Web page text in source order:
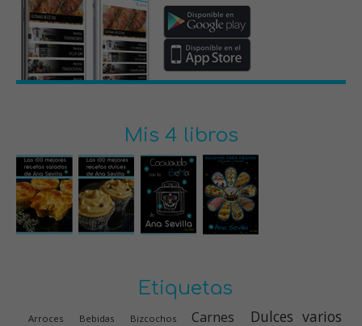
Mis 4 libros
Etiquetas
Arroces Bebidas Bizcochos Carnes Dulces varios